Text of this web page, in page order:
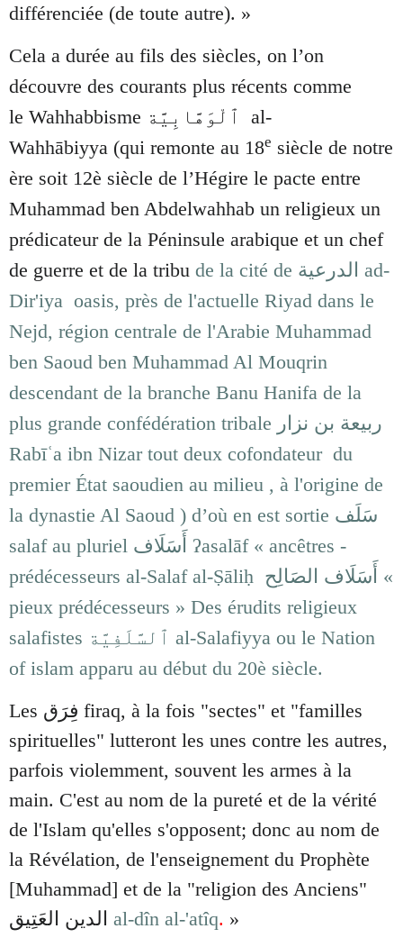
différenciée (de toute autre). »
Cela a durée au fils des siècles, on l’on
découvre des courants plus récents comme
le Wahhabbisme ٱلْوَهَّابِيَّة
al-
Wahhābiyya (qui remonte au 18e siècle de notre
ère soit 12è siècle de l’Hégire le pacte entre
Muhammad ben Abdelwahhab un religieux un
prédicateur de la Péninsule arabique et un chef
de guerre et de la tribu de la cité de الدرعية ad-
Dir'iya oasis, près de l'actuelle Riyad dans le
Nejd, région centrale de l'Arabie Muhammad
ben Saoud ben Muhammad Al Mouqrin
descendant de la branche Banu Hanifa de la
plus grande confédération tribale ربيعة بن نزار
Rabīʿa ibn Nizar tout deux cofondateur du
premier État saoudien au milieu , à l'origine de
la dynastie Al Saoud ) d’où en est sortie سَلَف
salaf au pluriel أَسَلَاف ʔasalāf « ancêtres -
prédécesseurs al-Salaf al-Ṣāliḥ أَسَلَاف الصَالِح «
pieux prédécesseurs » Des érudits religieux
salafistes ٱلسَّلَفِيَّة al-Salafiyya ou le Nation
of islam apparu au début du 20è siècle.
Les فِرَق firaq, à la fois "sectes" et "familles
spirituelles" lutteront les unes contre les autres,
parfois violemment, souvent les armes à la
main. C'est au nom de la pureté et de la vérité
de l'Islam qu'elles s'opposent; donc au nom de
la Révélation, de l'enseignement du Prophète
[Muhammad] et de la "religion des Anciens"
al-dîn al-'atîq. »